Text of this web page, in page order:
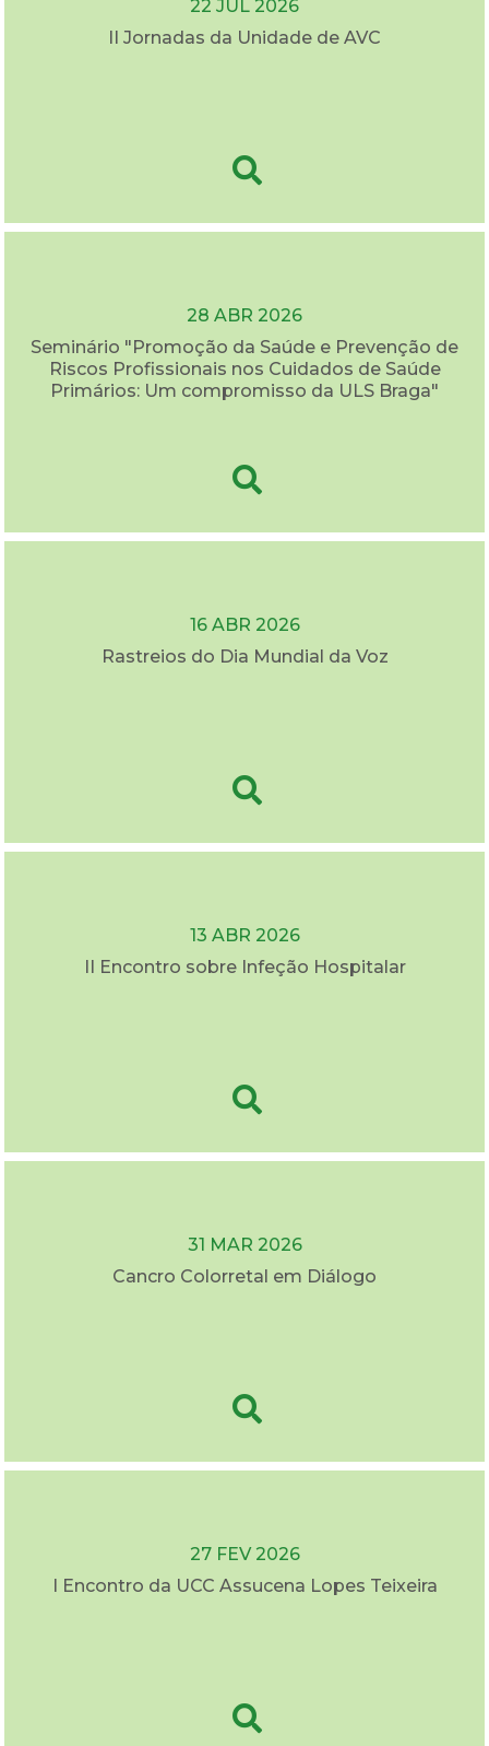
22 JUL 2026
II Jornadas da Unidade de AVC
28 ABR 2026
Seminário "Promoção da Saúde e Prevenção de
Riscos Profissionais nos Cuidados de Saúde
Primários: Um compromisso da ULS Braga"
16 ABR 2026
Rastreios do Dia Mundial da Voz
13 ABR 2026
II Encontro sobre Infeção Hospitalar
31 MAR 2026
Cancro Colorretal em Diálogo
27 FEV 2026
I Encontro da UCC Assucena Lopes Teixeira